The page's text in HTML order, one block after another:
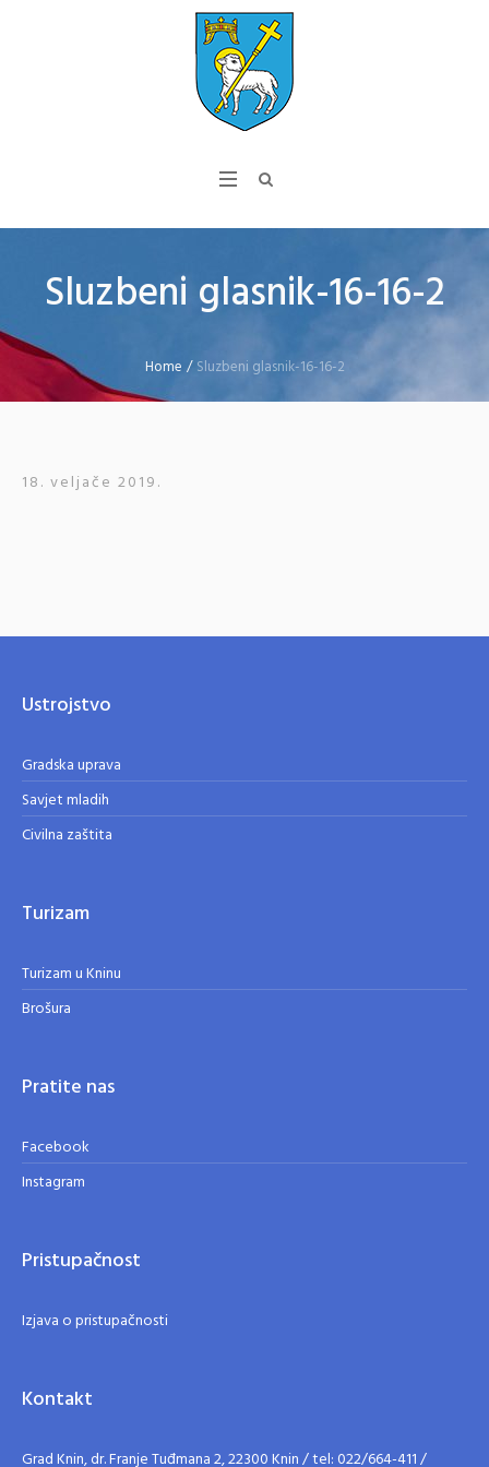
Sluzbeni glasnik-16-16-2
Home /Sluzbeni glasnik-16-16-2
18. veljače 2019.
Ustrojstvo
Gradska uprava
Savjet mladih
Civilna zaštita
Turizam
Turizam u Kninu
Brošura
Pratite nas
Facebook
Instagram
Pristupačnost
Izjava o pristupačnosti
Kontakt
Grad Knin, dr. Franje Tuđmana 2, 22300 Knin / tel: 022/664-411 /